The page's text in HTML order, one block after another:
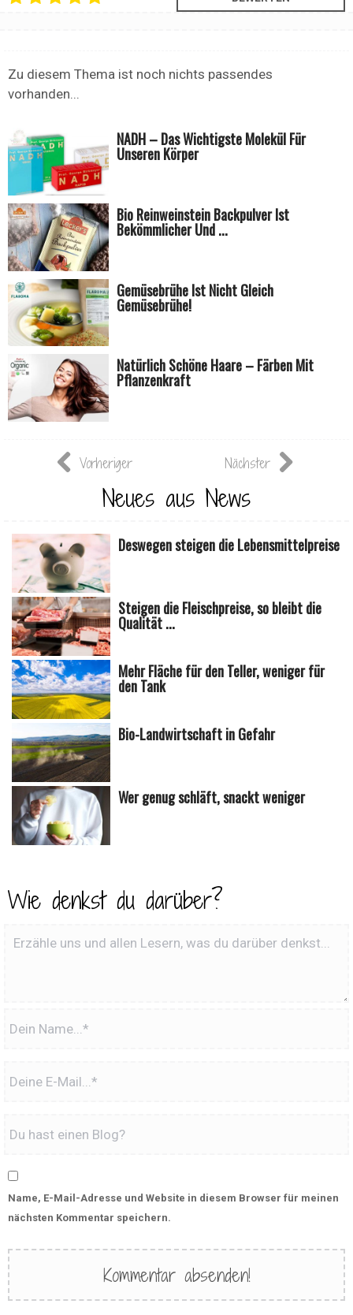
Zu diesem Thema ist noch nichts passendes
vorhanden...
NADH – Das Wichtigste Molekül Für
Unseren Körper
Bio Reinweinstein Backpulver Ist
Bekömmlicher Und ...
Gemüsebrühe Ist Nicht Gleich
Gemüsebrühe!
Natürlich Schöne Haare – Färben Mit
Pflanzenkraft
Vorheriger Nächster
Neues aus News
Deswegen steigen die Lebensmittelpreise
Steigen die Fleischpreise, so bleibt die
Qualität ...
Mehr Fläche für den Teller, weniger für
den Tank
Bio-Landwirtschaft in Gefahr
Wer genug schläft, snackt weniger
Wie denkst du darüber?
Name, E-Mail-Adresse und Website in diesem Browser für meinen
nächsten Kommentar speichern.